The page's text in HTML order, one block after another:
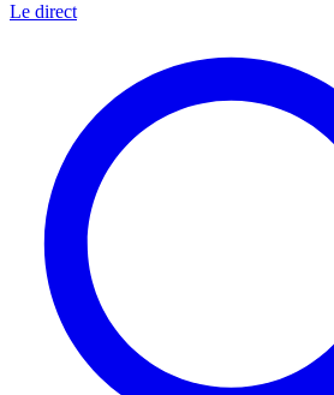
Le direct